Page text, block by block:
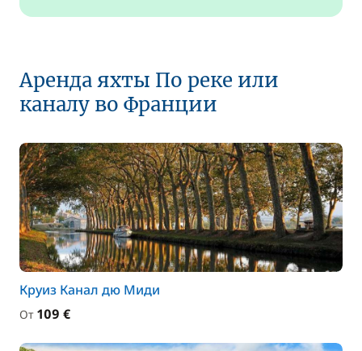
Аренда яхты По реке или
каналу во Франции
Круиз Канал дю Миди
От 109 €